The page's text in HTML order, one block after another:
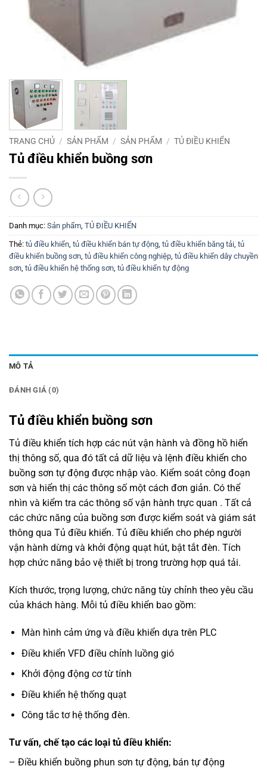
TRANG CHỦ / SẢN PHẨM / SẢN PHẨM / TỦ ĐIỀU KHIỂN
Tủ điều khiển buồng sơn
Danh mục: Sản phẩm, TỦ ĐIỀU KHIỂN
Thẻ: tủ điều khiển, tủ điều khiển bán tự động, tủ điều khiển băng tải, tủ
điều khiển buồng sơn, tủ điều khiển công nghiệp, tủ điều khiển dây chuyền
sơn, tủ điều khiển hệ thống sơn, tủ điều khiển tự động
MÔ TẢ
ĐÁNH GIÁ (0)
Tủ điều khiển buồng sơn
Tủ điều khiển tích hợp các nút vận hành và đồng hồ hiển
thị thông số, qua đó tất cả dữ liệu và lệnh điều khiển cho
buồng sơn tự động được nhập vào. Kiểm soát công đoạn
sơn và hiển thị các thông số một cách đơn giản. Có thể
nhìn và kiểm tra các thông số vận hành trực quan . Tất cả
các chức năng của buồng sơn được kiểm soát và giám sát
thông qua Tủ điều khiển. Tủ điều khiển cho phép người
vận hành dừng và khởi động quạt hút, bật tắt đèn. Tích
hợp chức năng bảo vệ thiết bị trong trường hợp quá tải.
Kích thước, trọng lượng, chức năng tùy chỉnh theo yêu cầu
của khách hàng. Mỗi tủ điều khiển bao gồm:
Màn hình cảm ứng và điều khiển dựa trên PLC
Điều khiển VFD điều chỉnh luồng gió
Khởi động động cơ từ tính
Điều khiển hệ thống quạt
Công tắc tơ hệ thống đèn.
Tư vấn, chế tạo các loại tủ điều khiển:
– Điều khiển buồng phun sơn tự động, bán tự động